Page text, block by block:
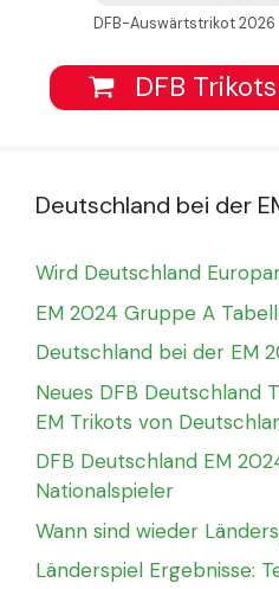
DFB-Auswärtstrikot 2026
DFB
Deutschland bei der
Wird Deutschland
EM 2024 Gruppe A
Deutschland bei der EM
Neues DFB Deutschland
EM Trikots von
DFB Deutschland EM
Nationalspieler
Wann sind wieder
Länderspiel Ergebnisse: